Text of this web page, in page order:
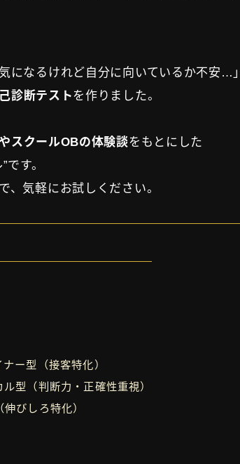
になるけれど自分に向いているか不安…」
診断テストを作りました。
スクールOBの体験談をもとにした
す。
、気軽にお試しください。
ー型（接客特化）
型（判断力・正確性重視）
びしろ特化）